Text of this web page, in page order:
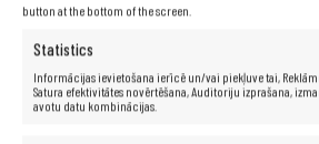
button at the bottom of the screen.
Statistics
Informācijas ievietošana ierīcē un/vai piekļuve tai,
Satura efektivitātes novērtēšana, Auditoriju izprašana,
avotu datu kombinācijas.
Grafikas karte:Intel HD
Skaņas karte:16 bitu, DTS Studio